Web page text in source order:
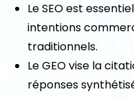
Le SEO est
intentions
traditionnels.
Le GEO vise la
réponses